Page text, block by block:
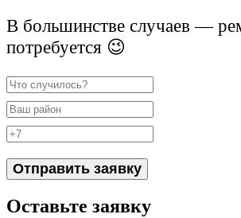
В большинстве случаев —
потребуется 😉
Отправить заявку
Оставьте заявку